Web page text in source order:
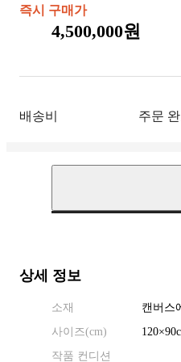
즉시 구매가
4,500,000원
배송비 주문
상세 정보
소재
캔버스
사이즈(cm) 120×90
작품 컨디션